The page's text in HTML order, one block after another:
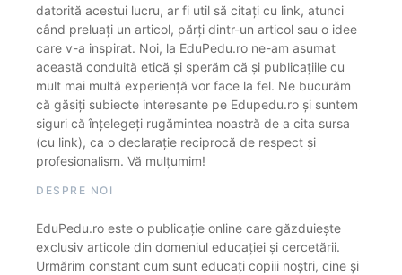
datorită acestui lucru, ar fi util să citați cu link, atunci
când preluați un articol, părți dintr-un articol sau o idee
care v-a inspirat. Noi, la EduPedu.ro ne-am asumat
această conduită etică și sperăm că și publicațiile cu
mult mai multă experiență vor face la fel. Ne bucurăm
că găsiți subiecte interesante pe Edupedu.ro și suntem
siguri că înțelegeți rugămintea noastră de a cita sursa
(cu link), ca o declarație reciprocă de respect și
profesionalism. Vă mulțumim!
DESPRE NOI
EduPedu.ro este o publicație online care găzduiește
exclusiv articole din domeniul educației și cercetării.
Urmărim constant cum sunt educați copiii noștri, cine și